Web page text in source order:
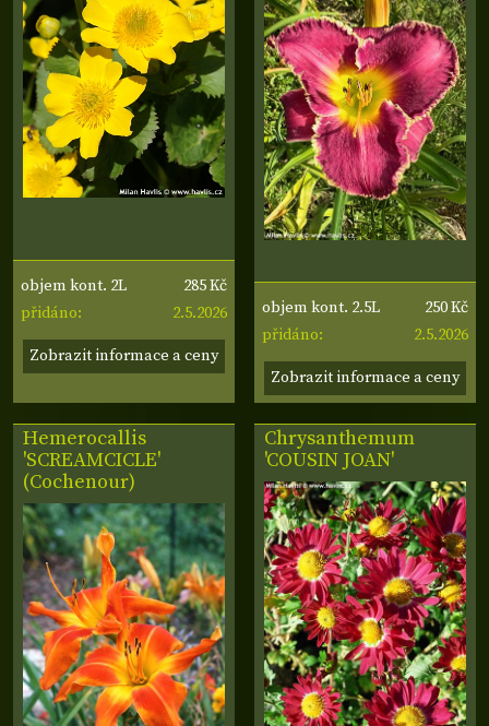
objem kont. 2L
285 Kč
přidáno:
2.5.2026
Zobrazit informace a ceny
objem kont. 2.5L
250 Kč
přidáno:
2.5.2026
Zobrazit informace a ceny
Hemerocallis
'SCREAMCICLE'
(Cochenour)
Chrysanthemum
'COUSIN JOAN'